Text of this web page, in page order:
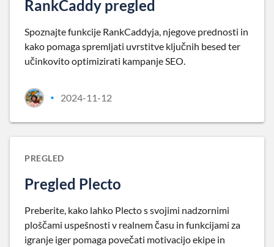
RankCaddy pregled
Spoznajte funkcije RankCaddyja, njegove prednosti in
kako pomaga spremljati uvrstitve ključnih besed ter
učinkovito optimizirati kampanje SEO.
• 2024-11-12
PREGLED
Pregled Plecto
Preberite, kako lahko Plecto s svojimi nadzornimi
ploščami uspešnosti v realnem času in funkcijami za
igranje iger pomaga povečati motivacijo ekipe in